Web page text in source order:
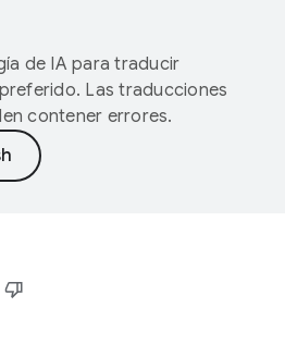
de IA para traducir
Las traducciones
contener errores.